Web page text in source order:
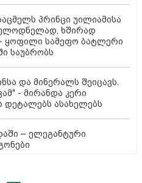
პრინცი უილიამისა
ხშირად
ყოფილი სამეფო ბატლერი
საუბრობს
და მინერალს შეიცავს.
- მირანდა კერი
დეტალებს ასახელებს
– ელეგანტური